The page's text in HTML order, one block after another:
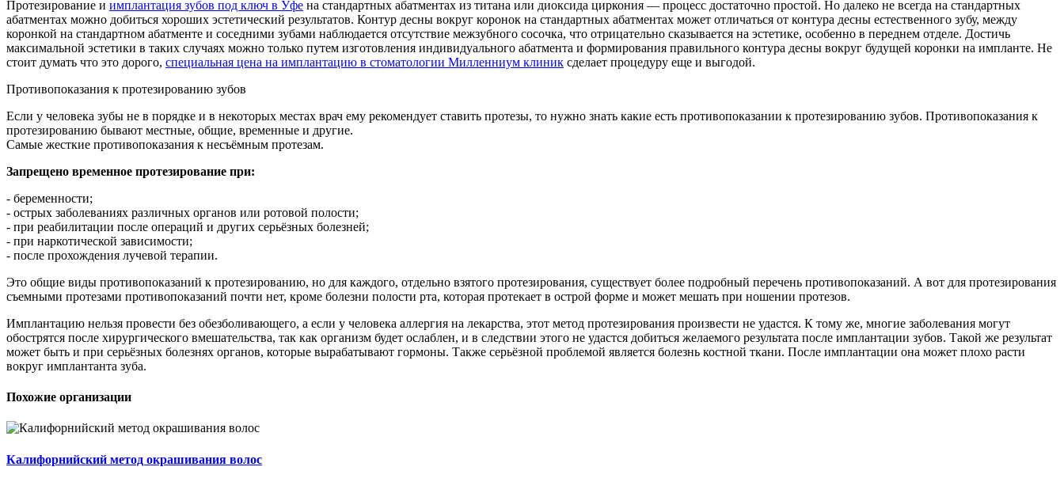
Протезирование и имплантация зубов под ключ в Уфе на стандартных абатментах из титана или диоксида циркония — процесс достаточно простой. Но далеко не всегда на стандартных
абатментах можно добиться хороших эстетический результатов. Контур десны вокруг коронок на стандартных абатментах может отличаться от контура десны естественного зубу, между
коронкой на стандартном абатменте и соседними зубами наблюдается отсутствие межзубного сосочка, что отрицательно сказывается на эстетике, особенно в переднем отделе. Достичь
максимальной эстетики в таких случаях можно только путем изготовления индивидуального абатмента и формирования правильного контура десны вокруг будущей коронки на импланте. Не
стоит думать что это дорого, специальная цена на имплантацию в стоматологии Милленниум клиник сделает процедуру еще и выгодой.
Противопоказания к протезированию зубов
Если у человека зубы не в порядке и в некоторых местах врач ему рекомендует ставить протезы, то нужно знать какие есть противопоказании к протезированию зубов. Противопоказания к
протезированию бывают местные, общие, временные и другие.
Самые жесткие противопоказания к несъёмным протезам.
Запрещено временное протезирование при:
- беременности;
- острых заболеваниях различных органов или ротовой полости;
- при реабилитации после операций и других серьёзных болезней;
- при наркотической зависимости;
- после прохождения лучевой терапии.
Это общие виды противопоказаний к протезированию, но для каждого, отдельно взятого протезирования, существует более подробный перечень противопоказаний. А вот для протезирования
съемными протезами противопоказаний почти нет, кроме болезни полости рта, которая протекает в острой форме и может мешать при ношении протезов.
Имплантацию нельзя провести без обезболивающего, а если у человека аллергия на лекарства, этот метод протезирования произвести не удастся. К тому же, многие заболевания могут
обострятся после хирургического вмешательства, так как организм будет ослаблен, и в следствии этого не удастся добиться желаемого результата после имплантации зубов. Такой же результат
может быть и при серьёзных болезнях органов, которые вырабатывают гормоны. Также серьёзной проблемой является болезнь костной ткани. После имплантации она может плохо расти
вокруг имплантанта зуба.
Похожие организации
Калифорнийский метод окрашивания волос